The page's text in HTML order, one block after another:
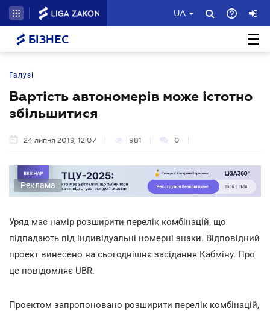
UA
БІЗНЕС
Галузі
Вартість автономерів може істотно
збільшитися
24 липня 2019, 12:07 981 0
Реклама
Уряд має намір розширити перелік комбінацій, що
підпадають під індивідуальні номерні знаки. Відповідний
проект винесено на сьогоднішнє засідання Кабміну. Про
це повідомляє UBR.
Проектом запропоновано розширити перелік комбінацій,